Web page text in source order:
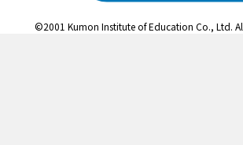
©2001 Kumon Institute of Education Co., Ltd.